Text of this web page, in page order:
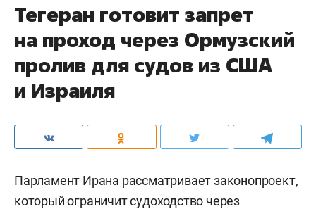
Тегеран готовит запрет
на проход через Ормузский
пролив для судов из США
и Израиля
Парламент Ирана рассматривает законопроект,
который ограничит судоходство через